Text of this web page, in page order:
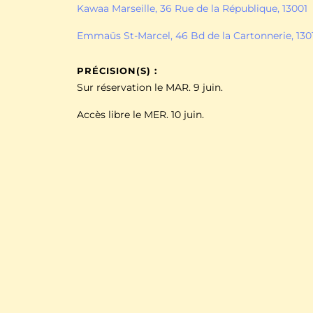
Kawaa Marseille, 36 Rue de la République, 13001
Emmaüs St-Marcel, 46 Bd de la Cartonnerie,
PRÉCISION(S) :
Sur réservation le MAR. 9 juin.
Accès libre le MER. 10 juin.